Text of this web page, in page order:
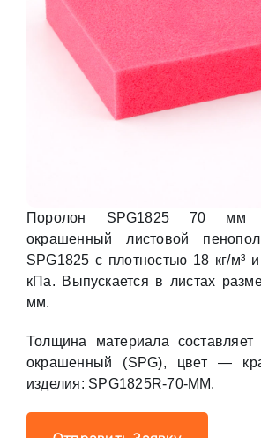
Поролон SPG1825 70 мм
окрашенный листовой
SPG1825 с плотностью 18 кг/м³
кПа. Выпускается в листах
мм.
Толщина материала
окрашенный (SPG), цвет —
изделия: SPG1825R-70-MM.